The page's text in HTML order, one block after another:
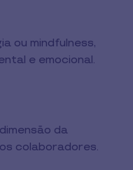
ou mindfulness,
e emocional.
da
colaboradores.